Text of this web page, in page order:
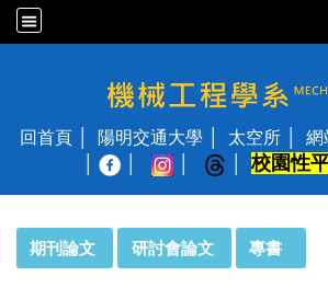
國立陽明交通大學 機
回首頁 陽明交通大學 太空所 網
校園性
期刊論文 研討會論文 專書